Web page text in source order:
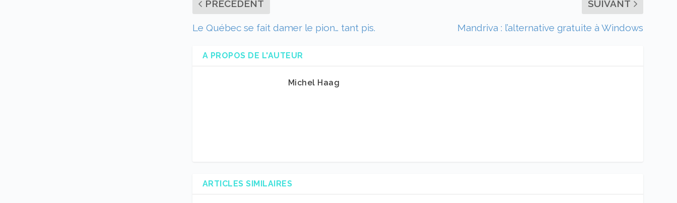
PRÉCÉDENT
Le Québec se fait damer le pion… tant pis.
SUIVANT
Mandriva : l’alternative gratuite à Windows
A PROPOS DE L'AUTEUR
Michel Haag
ARTICLES SIMILAIRES